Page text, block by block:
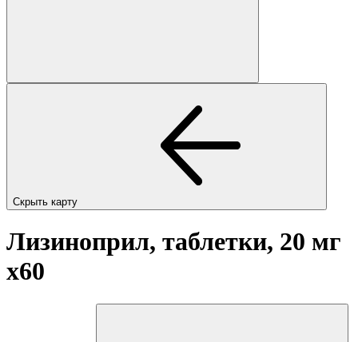
Скрыть карту
Лизиноприл, таблетки, 20 мг
x60